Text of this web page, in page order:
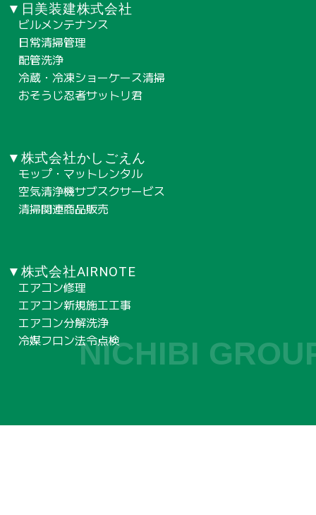
▼日美装建株式会社
ビルメンテナンス
日常清掃管理
配管洗浄
冷蔵・冷凍ショーケース清掃
おそうじ忍者サットリ君
▼株式会社かしごえん
モップ・マットレンタル
空気清浄機サブスクサービス
清掃関連商品販売
▼株式会社AIRNOTE
エアコン修理
エアコン新規施工工事
エアコン分解洗浄
冷媒フロン法令点検NICHIBI